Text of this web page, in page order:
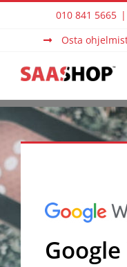
010 841 5665 |
Osta